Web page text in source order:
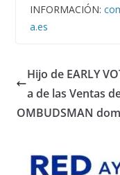
INFORMACIÓN:
a.es
Hijo de EARLY
a de las Ventas
OMBUDSMAN